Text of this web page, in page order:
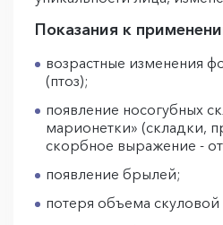
Показания к
возрастные изменения
(птоз);
появление носогубных
марионетки» (складки,
скорбное выражение - от
появление брылей;
потеря объема скуловой